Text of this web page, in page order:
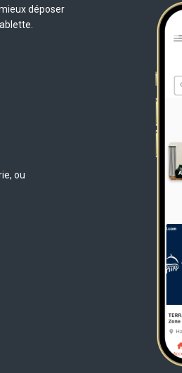
déposer
ou